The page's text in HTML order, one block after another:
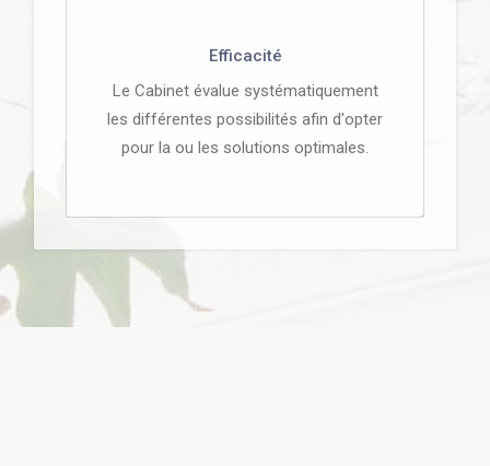
Efficacité
Le Cabinet évalue systématiquement
les différentes possibilités afin d'opter
pour la ou les solutions optimales.